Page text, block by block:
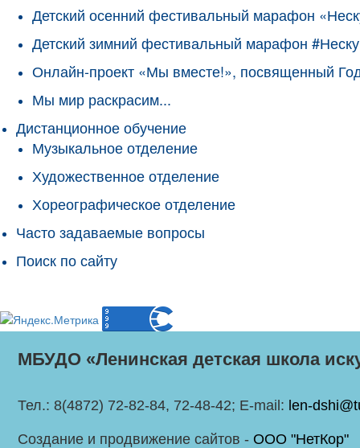
Детский осенний фестивальный марафон
Детский зимний фестивальный марафон
Онлайн-проект «Мы вместе!», посвященный
Мы мир раскрасим...
Дистанционное обучение
Музыкальное отделение
Художественное отделение
Хореографическое отделение
Часто задаваемые вопросы
Поиск по сайту
МБУДО «Ленинская детская школа
Тел.: 8(4872) 72-82-84, 72-48-42; E-mail: len-
Создание и продвижение сайтов - ООО "НетКор"